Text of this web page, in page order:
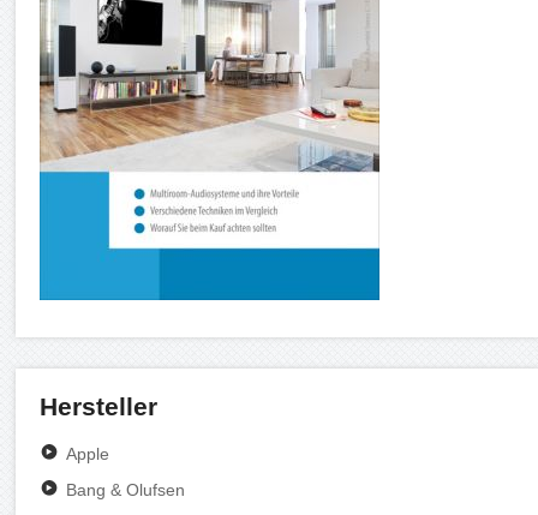
Hersteller
Apple
Bang & Olufsen